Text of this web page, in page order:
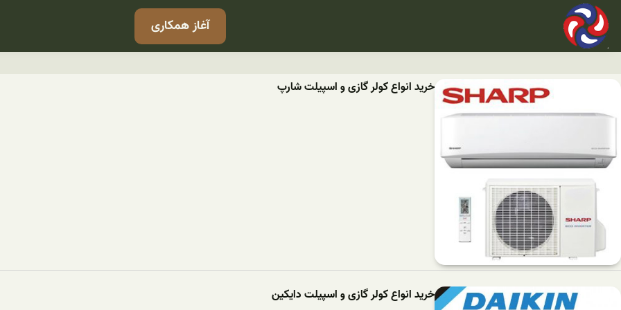
آغاز همکاری
خرید انواع کولر گازی و اسپیلت شارپ
خرید انواع کولر گازی و اسپیلت دایکین